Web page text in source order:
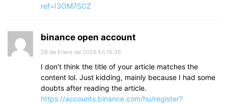
ref=I3OM7SCZ
binance open account
28 de Enero de 2026 En 15:35
I don’t think the title of your article matches the
content lol. Just kidding, mainly because I had some
doubts after reading the article.
https://accounts.binance.com/hu/register?